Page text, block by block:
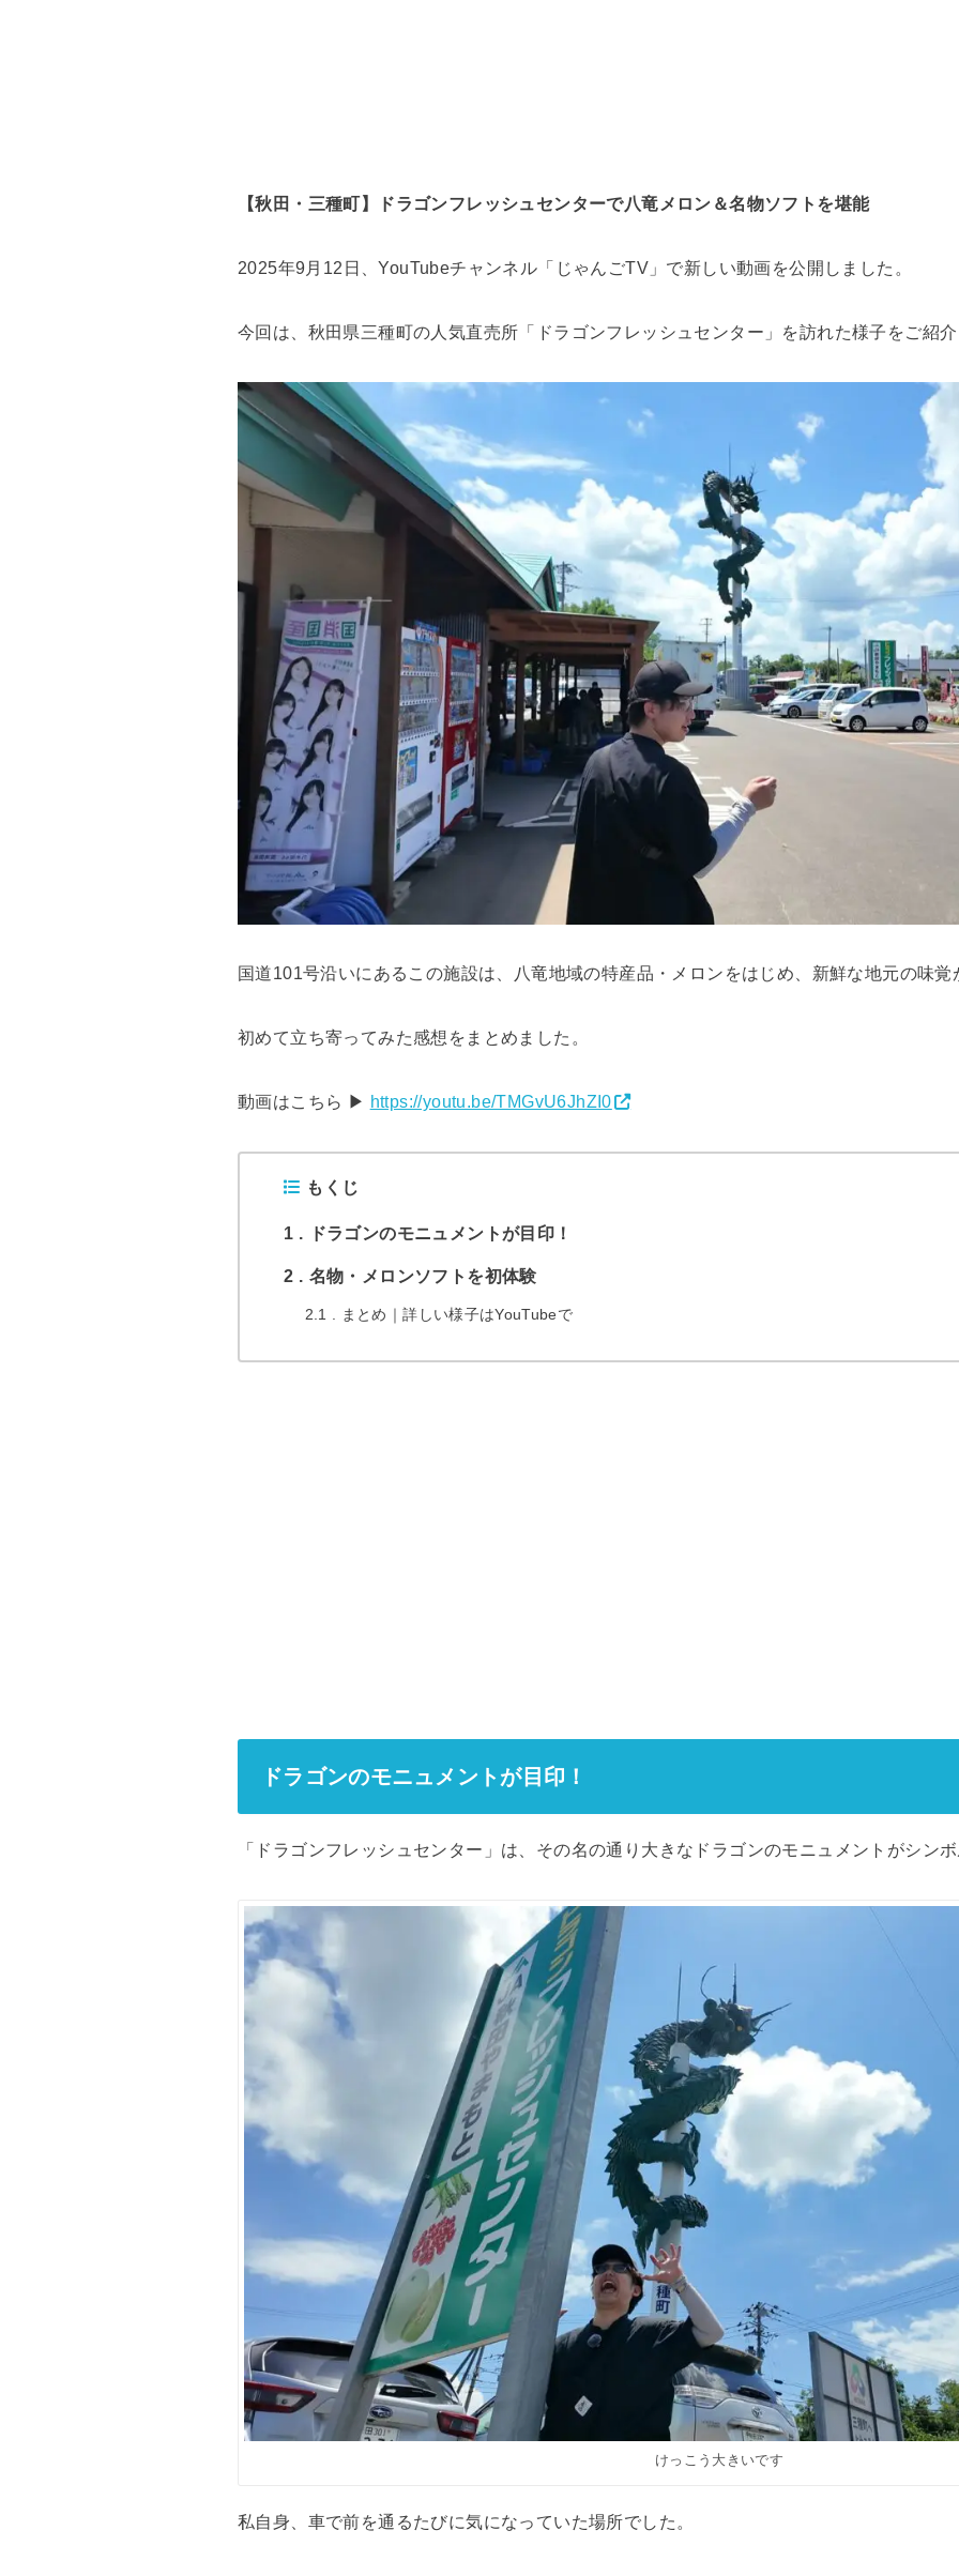
【秋田・三種町】ドラゴンフレッシュセンターで八竜メロン＆名物ソフトを堪能
2025年9月12日、YouTubeチャンネル「じゃんごTV」で新しい動画を公開しました。
今回は、秋田県三種町の人気直売所「ドラゴンフレッシュセンター」を訪れた様子をご紹
国道101号沿いにあるこの施設は、八竜地域の特産品・メロンをはじめ、新鮮な地元の味
初めて立ち寄ってみた感想をまとめました。
動画はこちら ▶ https://youtu.be/TMGvU6JhZI0
もくじ
1 ドラゴンのモニュメントが目印！
2 名物・メロンソフトを初体験
2.1 まとめ｜詳しい様子はYouTubeで
ドラゴンのモニュメントが目印！
「ドラゴンフレッシュセンター」は、その名の通り大きなドラゴンのモニュメントがシン
けっこう大きいです
私自身、車で前を通るたびに気になっていた場所でした。